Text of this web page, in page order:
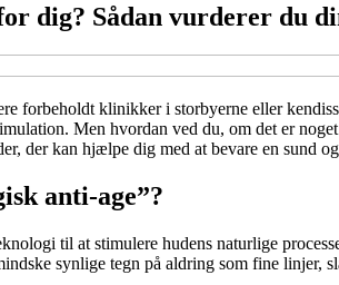
dig? Sådan vurderer du
forbeholdt klinikker i storbyerne eller
Men hvordan ved du, om det er
der kan hjælpe dig med at bevare en sund
anti-age”?
til at stimulere hudens naturlige
synlige tegn på aldring som fine linjer,